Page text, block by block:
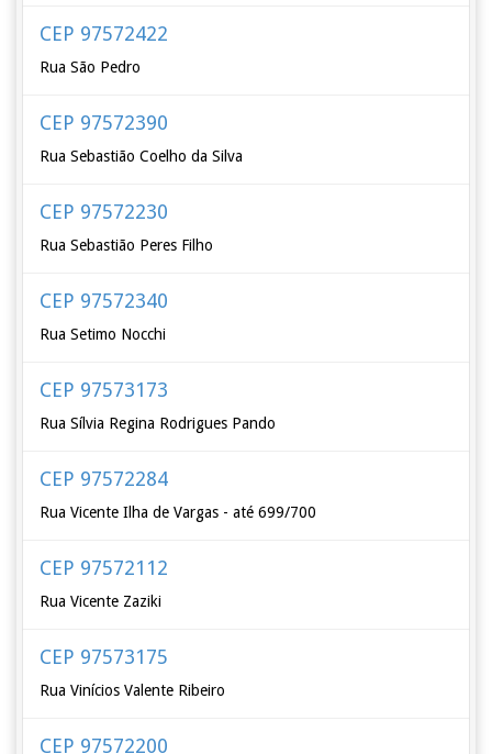
CEP 97572422
Rua São Pedro
CEP 97572390
Rua Sebastião Coelho da Silva
CEP 97572230
Rua Sebastião Peres Filho
CEP 97572340
Rua Setimo Nocchi
CEP 97573173
Rua Sílvia Regina Rodrigues Pando
CEP 97572284
Rua Vicente Ilha de Vargas - até 699/700
CEP 97572112
Rua Vicente Zaziki
CEP 97573175
Rua Vinícios Valente Ribeiro
CEP 97572200